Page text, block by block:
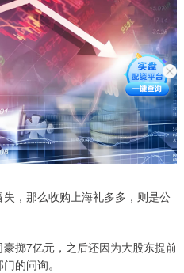
，那么收购上海礼多多，则是公
掷7亿元，之后还因为大股东提前
的问询。